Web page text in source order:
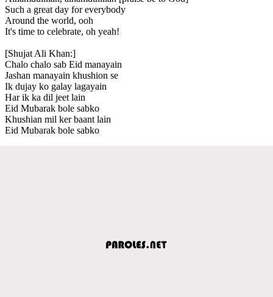
Such a great day for everybody
Around the world, ooh
It's time to celebrate, oh yeah!
[Shujat Ali Khan:]
Chalo chalo sab Eid manayain
Jashan manayain khushion se
Ik dujay ko galay lagayain
Har ik ka dil jeet lain
Eid Mubarak bole sabko
Khushian mil ker baant lain
Eid Mubarak bole sabko